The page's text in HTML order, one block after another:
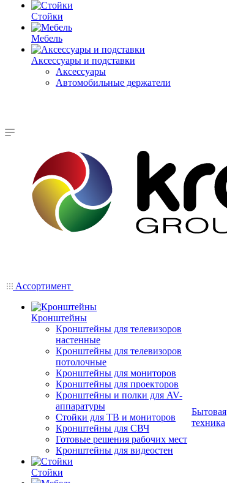
Стойки
Мебель
Аксессуары и подставки
Аксессуары
Автомобильные держатели
Ассортимент
Кронштейны
Кронштейны для телевизоров
настенные
Кронштейны для телевизоров
потолочные
Кронштейны для мониторов
Кронштейны для проекторов
Кронштейны и полки для AV-
аппаратуры
Стойки для ТВ и мониторов
Кронштейны для СВЧ
Готовые решения рабочих мест
Кронштейны для видеостен
Стойки
Бытовая
техника